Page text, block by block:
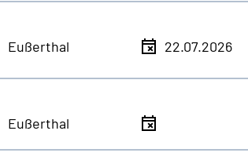
Eußerthal 22.07.2026
Eußerthal